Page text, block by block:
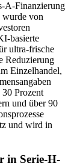
A-Finanzierung
von
basierte
ultra-frische
Reduzierung
Einzelhandel,
Prozent
und über 90
und wird in
in Serie-H-